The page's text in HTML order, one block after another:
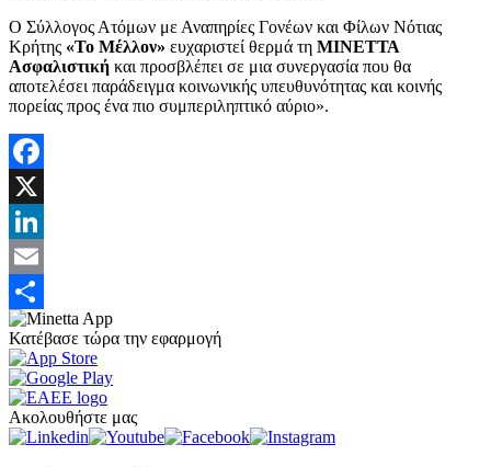
Ο Σύλλογος Ατόμων με Αναπηρίες Γονέων και Φίλων Νότιας
Κρήτης «Το Μέλλον» ευχαριστεί θερμά τη ΜΙΝΕΤΤΑ
Ασφαλιστική και προσβλέπει σε μια συνεργασία που θα
αποτελέσει παράδειγμα κοινωνικής υπευθυνότητας και κοινής
πορείας προς ένα πιο συμπεριληπτικό αύριο».
Facebook
X
LinkedIn
Email
Share
Κατέβασε τώρα την εφαρμογή
Ακολουθήστε μας